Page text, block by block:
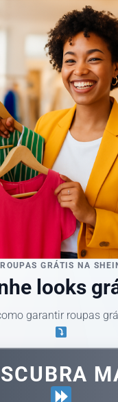
ROUPAS GRÁTIS NA
looks
garantir roupas